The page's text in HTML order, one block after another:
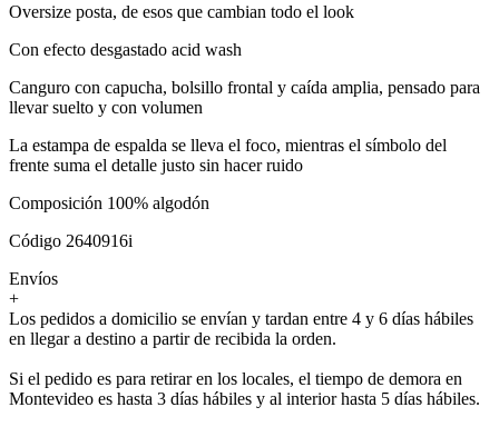
Oversize posta, de esos que cambian todo el look
Con efecto desgastado acid wash
Canguro con capucha, bolsillo frontal y caída amplia, pensado para
llevar suelto y con volumen
La estampa de espalda se lleva el foco, mientras el símbolo del
frente suma el detalle justo sin hacer ruido
Composición 100% algodón
Código 2640916i
Envíos
+
Los pedidos a domicilio se envían y tardan entre 4 y 6 días hábiles
en llegar a destino a partir de recibida la orden.
Si el pedido es para retirar en los locales, el tiempo de demora en
Montevideo es hasta 3 días hábiles y al interior hasta 5 días hábiles.